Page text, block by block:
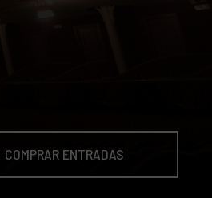
COMPRAR ENTRADAS